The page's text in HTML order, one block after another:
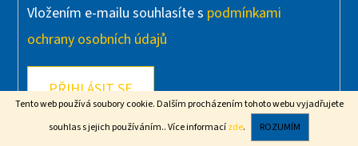
Tento web používá soubory cookie. Dalším procházením tohoto webu vyjadřujete
souhlas s jejich používáním.. Více informacízde. ROZUMÍM
Vložením e-mailu souhlasíte s podmínkami
ochrany osobních údajů
PŘIHLÁSIT SE